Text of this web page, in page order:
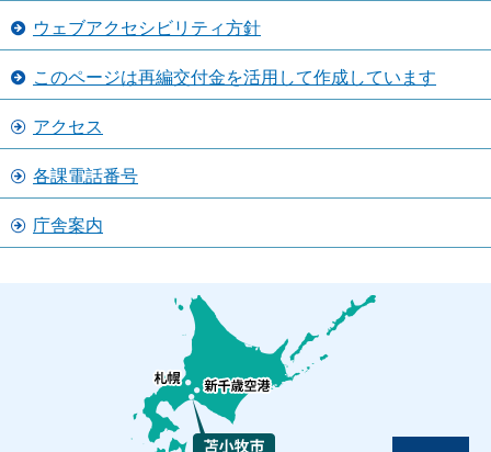
ウェブアクセシビリティ方針
このページは再編交付金を活用して作成しています
アクセス
各課電話番号
庁舎案内